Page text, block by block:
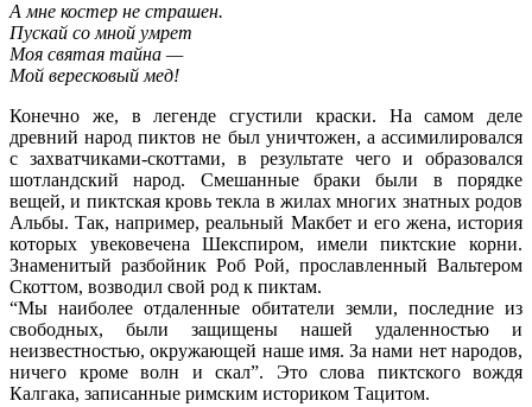
А мне костер не страшен.
Пускай со мной умрет
Моя святая тайна —
Мой вересковый мед!
Конечно же, в легенде сгустили краски. На самом деле
древний народ пиктов не был уничтожен, а ассимилировался
с захватчиками-скоттами, в результате чего и образовался
шотландский народ. Смешанные браки были в порядке
вещей, и пиктская кровь текла в жилах многих знатных родов
Альбы. Так, например, реальный Макбет и его жена, история
которых увековечена Шекспиром, имели пиктские корни.
Знаменитый разбойник Роб Рой, прославленный Вальтером
Скоттом, возводил свой род к пиктам.
“Мы наиболее отдаленные обитатели земли, последние из
свободных, были защищены нашей удаленностью и
неизвестностью, окружающей наше имя. За нами нет народов,
ничего кроме волн и скал”. Это слова пиктского вождя
Калгака, записанные римским историком Тацитом.